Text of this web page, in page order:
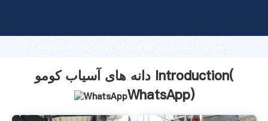
production capability, advanced research strength
customers.
دانه های آسیاب کومو Introduction(
WhatsApp)